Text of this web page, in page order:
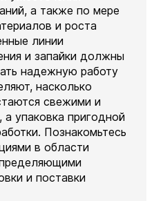
а также по мере
и роста
линии
и запайки должны
надежную работу
насколько
свежими и
упаковка пригодной
Познакомьтесь
в области
и поставки